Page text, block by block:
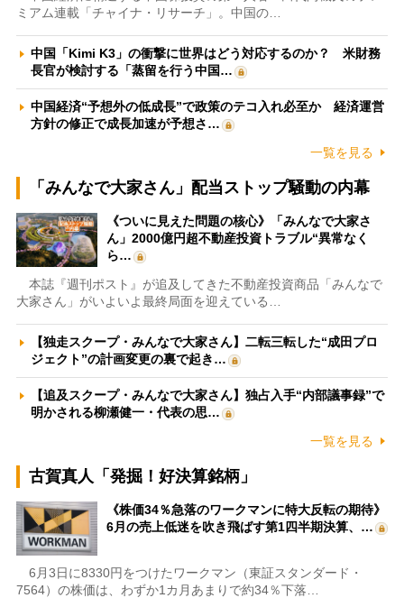
ミアム連載「チャイナ・リサーチ」。中国の…
中国「Kimi K3」の衝撃に世界はどう対応するのか？ 米財務
長官が検討する「蒸留を行う中国…
中国経済“予想外の低成長”で政策のテコ入れ必至か 経済運営
方針の修正で成長加速が予想さ…
一覧を見る
「みんなで大家さん」配当ストップ騒動の内幕
《ついに見えた問題の核心》「みんなで大家さ
ん」2000億円超不動産投資トラブル“異常なく
ら…
本誌『週刊ポスト』が追及してきた不動産投資商品「みんなで
大家さん」がいよいよ最終局面を迎えている…
【独走スクープ・みんなで大家さん】二転三転した“成田プロ
ジェクト”の計画変更の裏で起き…
【追及スクープ・みんなで大家さん】独占入手“内部議事録”で
明かされる柳瀬健一・代表の思…
一覧を見る
古賀真人「発掘！好決算銘柄」
《株価34％急落のワークマンに特大反転の期待》
6月の売上低迷を吹き飛ばす第1四半期決算、…
6月3日に8330円をつけたワークマン（東証スタンダード・
7564）の株価は、わずか1カ月あまりで約34％下落…